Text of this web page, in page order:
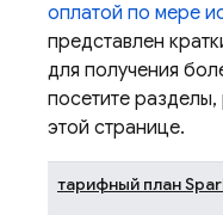
оплатой по мере
представлен
для получения
посетите
этой странице.
тарифный план